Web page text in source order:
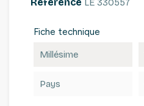
LE 330557
Fiche technique
Millésime
Pays